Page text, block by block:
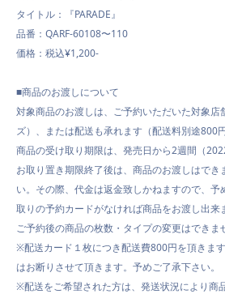
タイトル：『PARADE』
品番：QARF-60108〜110
価格：税込¥1,200-
■商品のお渡しについて
対象商品のお渡しは、ご予約いただいた対象店
ズ）、または配送も承れます（配送料別途800円
商品の受け取り期限は、発売日から2週間（
お取り置き期限終了後は、商品のお渡しはでき
い。その際、代金は返金致しかねますので、
取りの予約カードがなければ商品をお渡し出来
ご予約後の商品の枚数・タイプの変更はできま
※配送カード１枚につき配送費800円を頂きま
はお断りさせて頂きます。予めご了承下さい。
※配送をご希望された方は、発送状況により商